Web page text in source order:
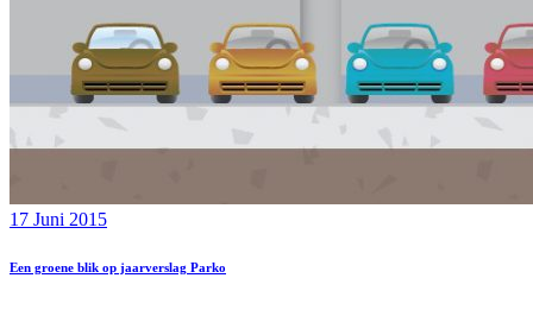
17 Juni 2015
Een groene blik op jaarverslag Parko